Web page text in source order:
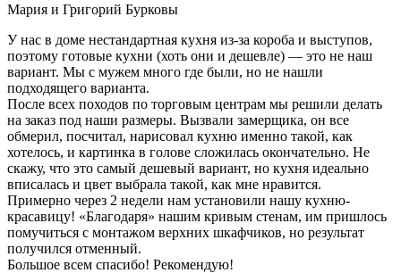
Мария и Григорий Бурковы
У нас в доме нестандартная кухня из-за короба и выступов,
поэтому готовые кухни (хоть они и дешевле) — это не наш
вариант. Мы с мужем много где были, но не нашли
подходящего варианта.
После всех походов по торговым центрам мы решили делать
на заказ под наши размеры. Вызвали замерщика, он все
обмерил, посчитал, нарисовал кухню именно такой, как
хотелось, и картинка в голове сложилась окончательно. Не
скажу, что это самый дешевый вариант, но кухня идеально
вписалась и цвет выбрала такой, как мне нравится.
Примерно через 2 недели нам установили нашу кухню-
красавицу! «Благодаря» нашим кривым стенам, им пришлось
помучиться с монтажом верхних шкафчиков, но результат
получился отменный.
Большое всем спасибо! Рекомендую!